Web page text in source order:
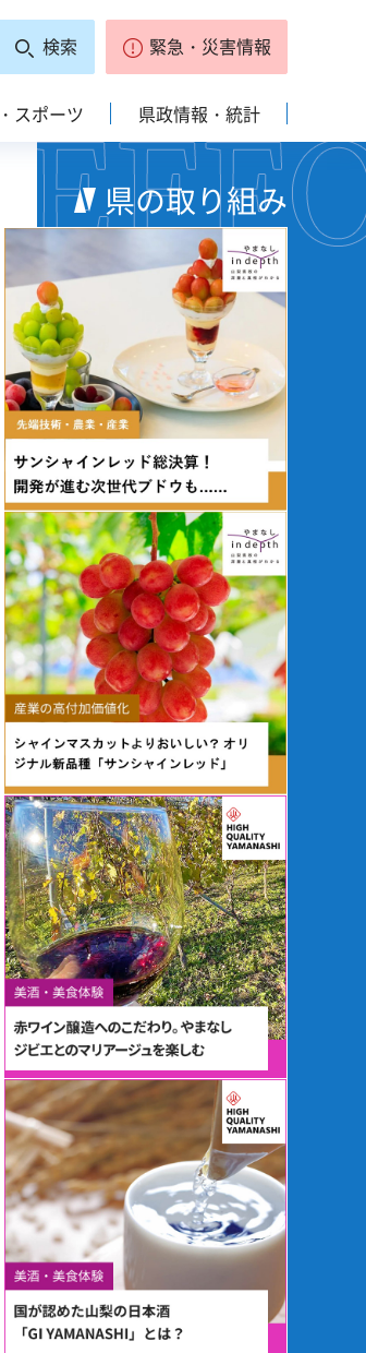
検索 緊急・災害情報
スポーツ 県政情報・統計
県の取り組み